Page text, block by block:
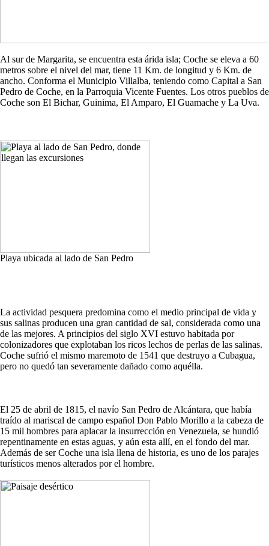
Al sur de Margarita, se encuentra esta árida isla; Coche se eleva a 60
metros sobre el nivel del mar, tiene 11 Km. de longitud y 6 Km. de
ancho. Conforma el Municipio Villalba, teniendo como Capital a San
Pedro de Coche, en la Parroquia Vicente Fuentes. Los otros pueblos de
Coche son El Bichar, Guinima, El Amparo, El Guamache y La Uva.
Playa ubicada al lado de San Pedro
La actividad pesquera predomina como el medio principal de vida y
sus salinas producen una gran cantidad de sal, considerada como una
de las mejores. A principios del siglo XVI estuvo habitada por
colonizadores que explotaban los ricos lechos de perlas de las salinas.
Coche sufrió el mismo maremoto de 1541 que destruyo a Cubagua,
pero no quedó tan severamente dañado como aquélla.
El 25 de abril de 1815, el navío San Pedro de Alcántara, que había
traído al mariscal de campo español Don Pablo Morillo a la cabeza de
15 mil hombres para aplacar la insurrección en Venezuela, se hundió
repentinamente en estas aguas, y aún esta allí, en el fondo del mar.
Además de ser Coche una isla llena de historia, es uno de los parajes
turísticos menos alterados por el hombre.